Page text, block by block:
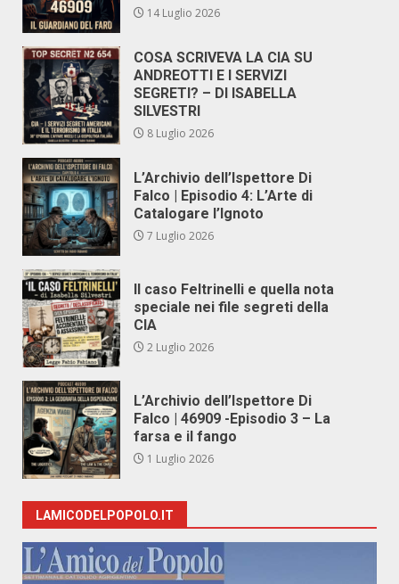
14 Luglio 2026
COSA SCRIVEVA LA CIA SU
ANDREOTTI E I SERVIZI
SEGRETI? – DI ISABELLA
SILVESTRI
8 Luglio 2026
L’Archivio dell’Ispettore Di
Falco | Episodio 4: L’Arte di
Catalogare l’Ignoto
7 Luglio 2026
Il caso Feltrinelli e quella nota
speciale nei file segreti della
CIA
2 Luglio 2026
L’Archivio dell’Ispettore Di
Falco | 46909 -Episodio 3 – La
farsa e il fango
1 Luglio 2026
LAMICODELPOPOLO.IT